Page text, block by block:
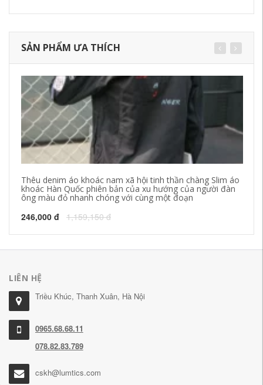
SẢN PHẨM ƯA THÍCH
Thêu denim áo khoác nam xã hội tinh thần chàng Slim áo
khoác Hàn Quốc phiên bản của xu hướng của người đàn
ông màu đỏ nhanh chóng với cùng một đoạn
246,000 đ 1,159,150 đ
LIÊN HỆ
Triều Khúc, Thanh Xuân, Hà Nội
0965.68.68.11
078.82.83.789
cskh@lumtics.com